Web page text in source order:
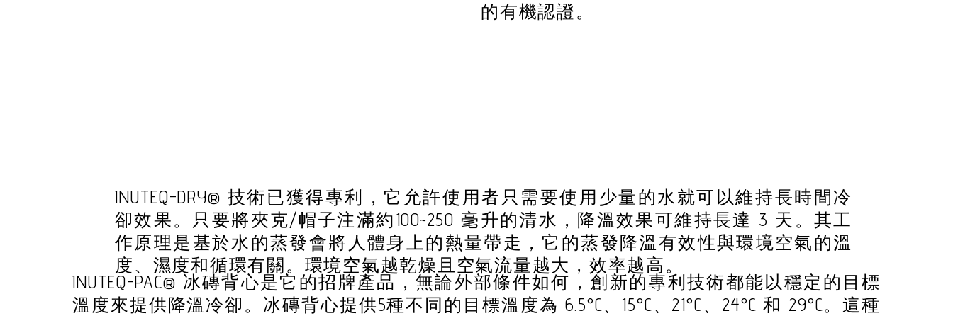
的有機認證。
INUTEQ-DRY® 技術已獲得專利，它允許使用者只需要使用少量的水就可以維持長時間冷
卻效果。只要將夾克/帽子注滿約100~250 毫升的清水，降溫效果可維持長達 ​​3 天。其工
作原理是基於水的蒸發會將人體身上的熱量帶走，它的蒸發降溫有效性與環境空氣的溫
度、濕度和循環有關。環境空氣越乾燥且空氣流量越大，效率越高。
INUTEQ-PAC® 冰磚背心是它的招牌產品，無論外部條件如何，創新的專利技術都能以穩定的目標
溫度來提供降溫冷卻。冰磚背心提供5種不同的目標溫度為 6.5°C、15°C、21°C、24°C 和 29°C。這種